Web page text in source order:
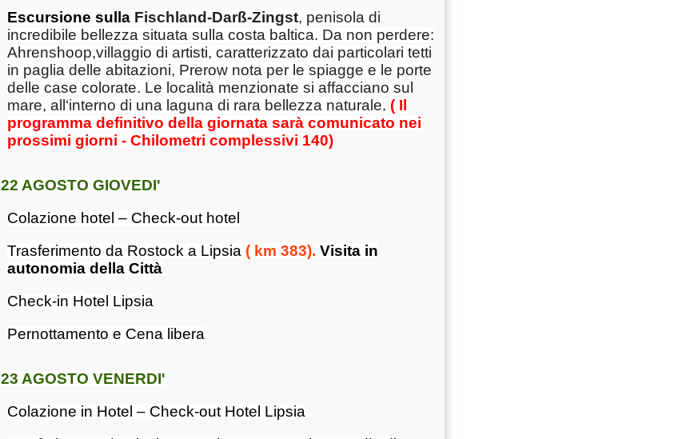
Escursione sulla Fischland-Darß-Zingst, penisola di
incredibile bellezza situata sulla costa baltica. Da non perdere:
Ahrenshoop,villaggio di artisti, caratterizzato dai particolari tetti
in paglia delle abitazioni, Prerow nota per le spiagge e le porte
delle case colorate. Le località menzionate si affacciano sul
mare, all‘interno di una laguna di rara bellezza naturale. ( Il
programma definitivo della giornata sarà comunicato nei
prossimi giorni - Chilometri complessivi 140)
22 AGOSTO GIOVEDI'
Colazione hotel – Check-out hotel
Trasferimento da Rostock a Lipsia ( km 383). Visita in
autonomia della Città
Check-in Hotel Lipsia
Pernottamento e Cena libera
23 AGOSTO VENERDI'
Colazione in Hotel – Check-out Hotel Lipsia